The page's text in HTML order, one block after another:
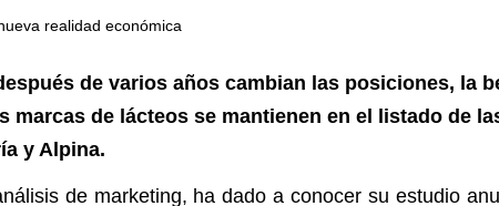
realidad económica
de varios años cambian las posiciones, la
marcas de lácteos se mantienen en el listado de
y Alpina.
de marketing, ha dado a conocer su estudio